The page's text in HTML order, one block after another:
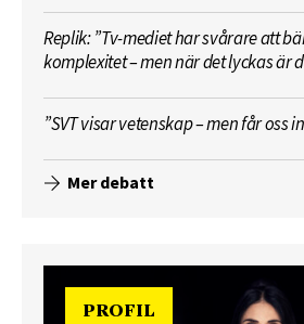
Replik: ”Tv-mediet har svårare att
komplexitet – men när det lyckas är
”SVT visar vetenskap – men får oss
Mer debatt
PROFIL